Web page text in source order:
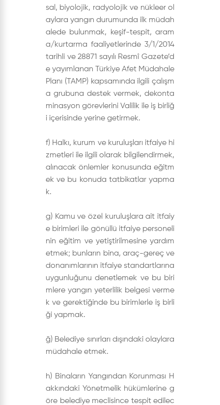
sal, biyolojik, radyolojik ve nükleer ol
aylara yangın durumunda ilk müdah
alede bulunmak, keşif-tespit, aram
a/kurtarma faaliyetlerinde 3/1/2014
tarihli ve 28871 sayılı Resmî Gazete’d
e yayımlanan Türkiye Afet Müdahale
Planı (TAMP) kapsamında ilgili çalışm
a grubuna destek vermek, dekonta
minasyon görevlerini Valilik ile iş birliğ
i içerisinde yerine getirmek.
f) Halkı, kurum ve kuruluşları itfaiye hi
zmetleri ile ilgili olarak bilgilendirmek,
alınacak önlemler konusunda eğitm
ek ve bu konuda tatbikatlar yapma
k.
g) Kamu ve özel kuruluşlara ait itfaiy
e birimleri ile gönüllü itfaiye personeli
nin eğitim ve yetiştirilmesine yardım
etmek; bunların bina, araç-gereç ve
donanımlarının itfaiye standartlarına
uygunluğunu denetlemek ve bu biri
mlere yangın yeterlilik belgesi verme
k ve gerektiğinde bu birimlerle iş birli
ği yapmak.
ğ) Belediye sınırları dışındaki olaylara
müdahale etmek.
h) Binaların Yangından Korunması H
akkındaki Yönetmelik hükümlerine g
öre belediye meclisince tespit edilec